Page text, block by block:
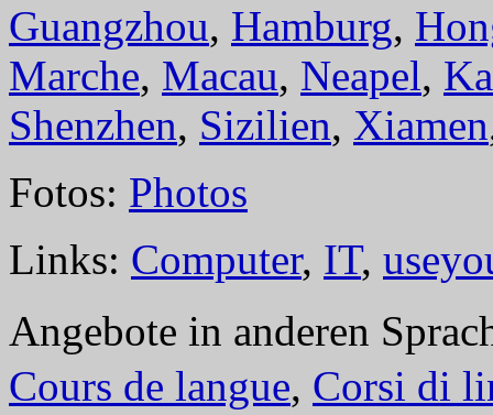
Guangzhou, Hamburg,
Marche, Macau, Neapel,
Shenzhen, Sizilien, Xiamen
Fotos: Photos
Links: Computer, IT,
Angebote in anderen
Cours de langue, Corsi di